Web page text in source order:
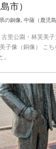
市）
の銅像, 中薩（鹿児島
里公園・林芙美
子像（銅像） こ